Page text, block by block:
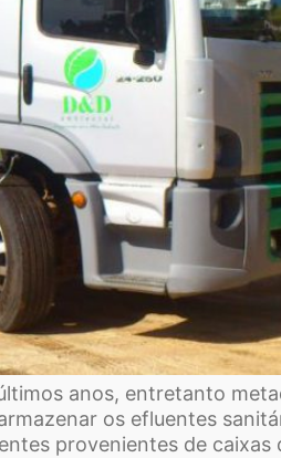
anos, entretanto
os efluentes
provenientes de caixas